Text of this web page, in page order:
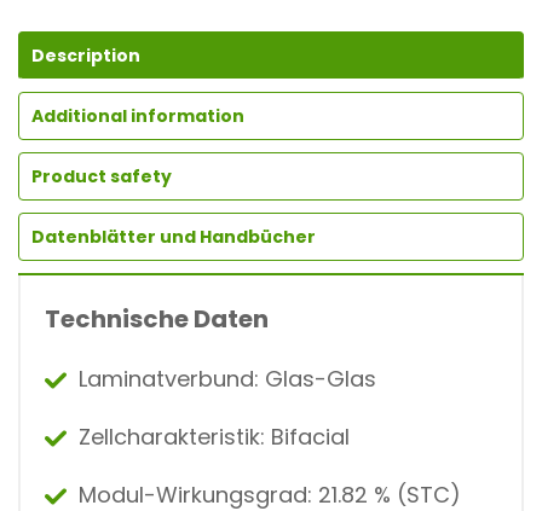
Description
Additional information
Product safety
Datenblätter und Handbücher
Technische Daten
Laminatverbund: Glas-Glas
Zellcharakteristik: Bifacial
Modul-Wirkungsgrad: 21.82 % (STC)